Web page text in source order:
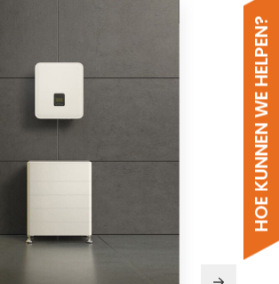
HOE KUNNEN WE HELPEN?